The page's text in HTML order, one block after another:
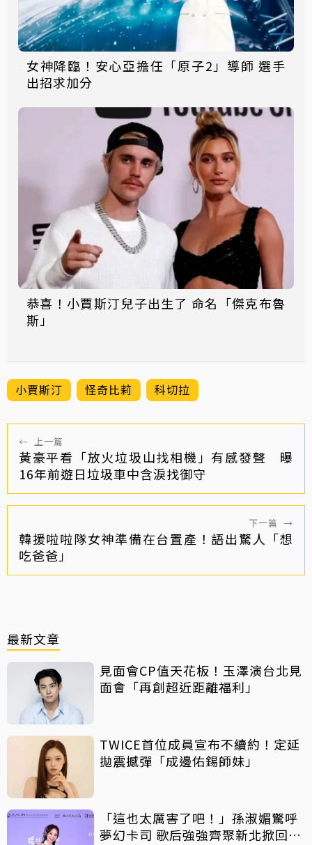
女神降臨！安心亞擔任「原子2」導師 選手
出招求加分
恭喜！小賈斯汀兒子出生了 命名「傑克布魯
斯」
小賈斯汀 怪奇比莉 科切拉
← 上一篇
黃豪平看「放火垃圾山找相機」有感發聲 曝
16年前遊日垃圾車中含淚找御守
下一篇 →
韓援啦啦隊女神準備在台置產！語出驚人「想
吃爸爸」
最新文章
見面會CP值天花板！玉澤演台北見
面會「再創超近距離福利」
TWICE首位成員宣布不續約！定延
拋震撼彈「成邊佑錫師妹」
「這也太厲害了吧！」孫淑媚驚呼
夢幻卡司 歌后強強齊聚新北掀回憶